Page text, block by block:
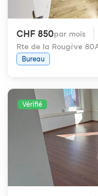
CHF 850par mois
Rte de la Rougève
Bureau
Vérifié